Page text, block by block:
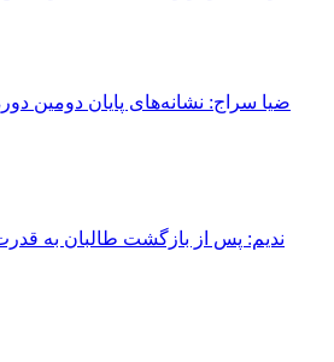
ضیا سراج: نشانه‌های پایان دومین
ندیم: پس از بازگشت طالبان به